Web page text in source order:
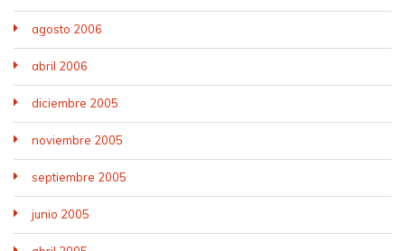
agosto 2006
abril 2006
diciembre 2005
noviembre 2005
septiembre 2005
junio 2005